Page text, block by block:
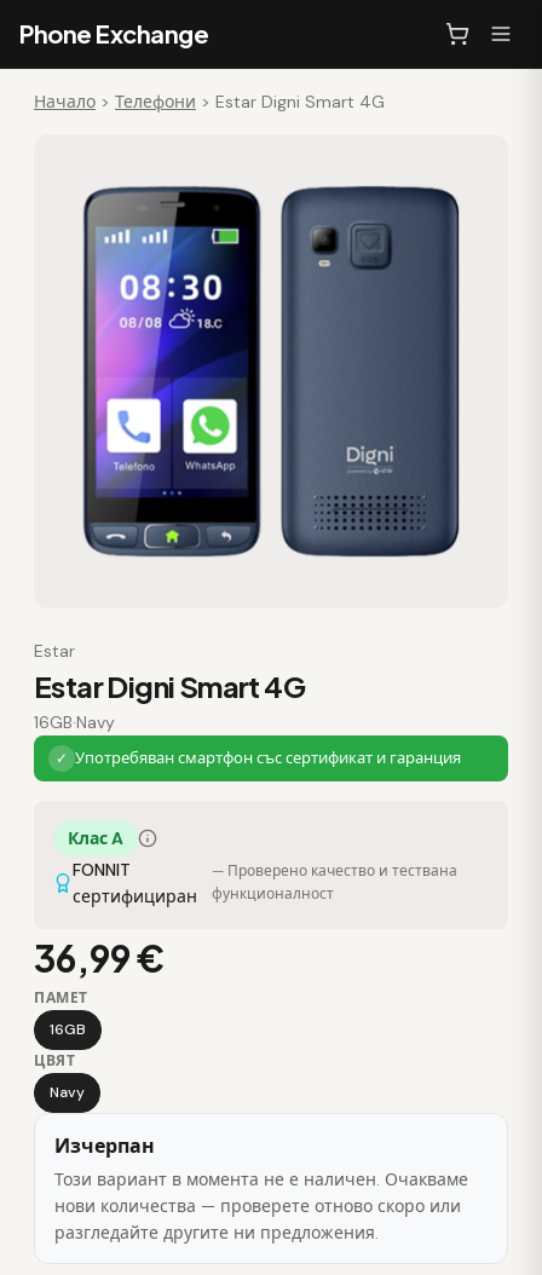
Phone Exchange
Начало > Телефони > Estar Digni Smart 4G
Estar
Estar Digni Smart 4G
16GB·Navy
✓ Употребяван смартфон със сертификат и гаранция
Клас A
FONNIT
сертифициран
— Проверено качество и тествана
функционалност
36,99 €
ПАМЕТ
16GB
ЦВЯТ
Navy
Изчерпан
Този вариант в момента не е наличен. Очакваме
нови количества — проверете отново скоро или
разгледайте другите ни предложения.